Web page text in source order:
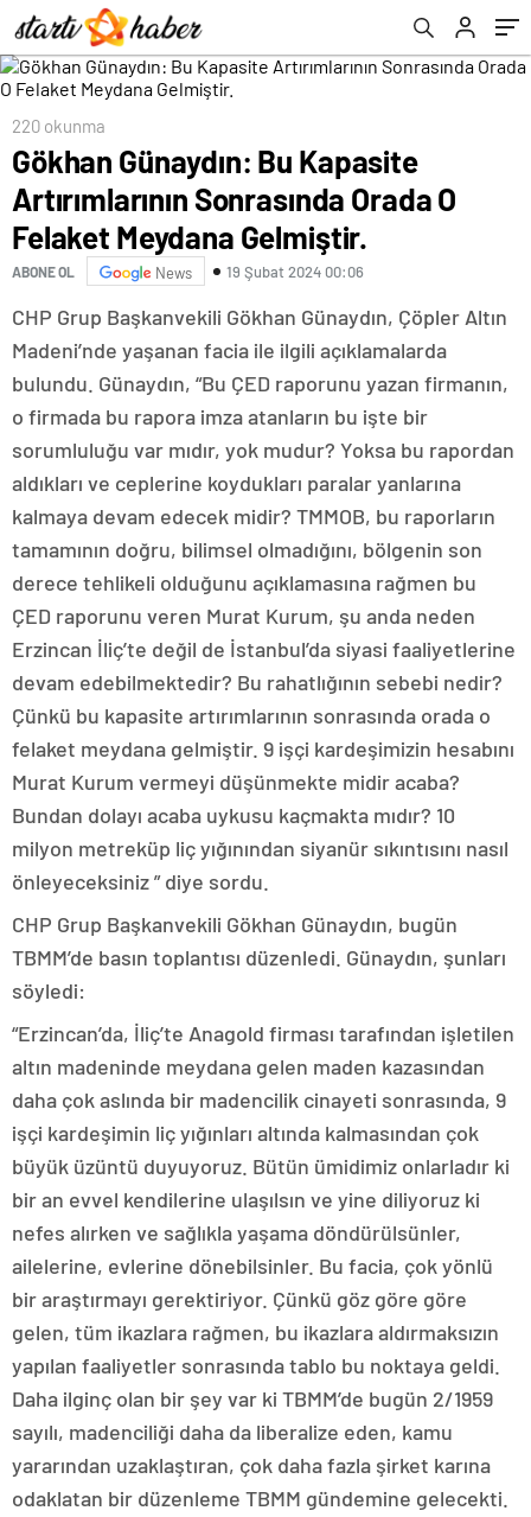
Gelmiştir.
220 okunma
Gökhan Günaydın: Bu Kapasite
Artırımlarının Sonrasında Orada O
Felaket Meydana Gelmiştir.
ABONE OL News 19 Şubat 2024 00:06
CHP Grup Başkanvekili Gökhan Günaydın, Çöpler Altın
Madeni’nde yaşanan facia ile ilgili açıklamalarda
bulundu. Günaydın, “Bu ÇED raporunu yazan firmanın,
o firmada bu rapora imza atanların bu işte bir
sorumluluğu var mıdır, yok mudur? Yoksa bu rapordan
aldıkları ve ceplerine koydukları paralar yanlarına
kalmaya devam edecek midir? TMMOB, bu raporların
tamamının doğru, bilimsel olmadığını, bölgenin son
derece tehlikeli olduğunu açıklamasına rağmen bu
ÇED raporunu veren Murat Kurum, şu anda neden
Erzincan İliç’te değil de İstanbul’da siyasi faaliyetlerine
devam edebilmektedir? Bu rahatlığının sebebi nedir?
Çünkü bu kapasite artırımlarının sonrasında orada o
felaket meydana gelmiştir. 9 işçi kardeşimizin hesabını
Murat Kurum vermeyi düşünmekte midir acaba?
Bundan dolayı acaba uykusu kaçmakta mıdır? 10
milyon metreküp liç yığınından siyanür sıkıntısını nasıl
önleyeceksiniz ” diye sordu.
CHP Grup Başkanvekili Gökhan Günaydın, bugün
TBMM’de basın toplantısı düzenledi. Günaydın, şunları
söyledi:
“Erzincan’da, İliç’te Anagold firması tarafından işletilen
altın madeninde meydana gelen maden kazasından
daha çok aslında bir madencilik cinayeti sonrasında, 9
işçi kardeşimin liç yığınları altında kalmasından çok
büyük üzüntü duyuyoruz. Bütün ümidimiz onlarladır ki
bir an evvel kendilerine ulaşılsın ve yine diliyoruz ki
nefes alırken ve sağlıkla yaşama döndürülsünler,
ailelerine, evlerine dönebilsinler. Bu facia, çok yönlü
bir araştırmayı gerektiriyor. Çünkü göz göre göre
gelen, tüm ikazlara rağmen, bu ikazlara aldırmaksızın
yapılan faaliyetler sonrasında tablo bu noktaya geldi.
Daha ilginç olan bir şey var ki TBMM’de bugün 2/1959
sayılı, madenciliği daha da liberalize eden, kamu
yararından uzaklaştıran, çok daha fazla şirket karına
odaklatan bir düzenleme TBMM gündemine gelecekti.